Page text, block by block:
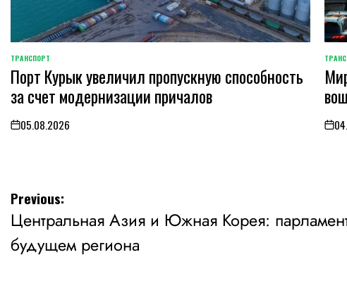
POSTED
IN
ТРАНСПОРТ
Порт Курык увеличил пропускную способность
за счет модернизации причалов
on05.08.2026
IN
on
Навигация
по
записям
Previous:
Центральная Азия и Южная Корея:
будущем региона